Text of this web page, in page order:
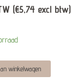
(€5,74 excl btw)
winkelwagen